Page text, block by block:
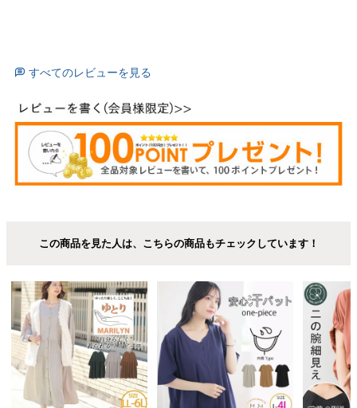
すべてのレビューを見る
この商品を見た人は、こちらの商品もチェックしています！